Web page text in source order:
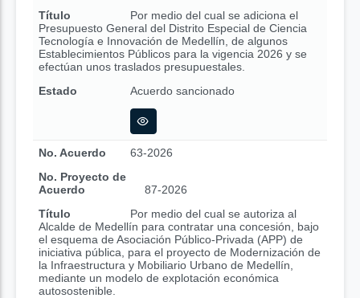
Título
Por medio del cual se adiciona el
Presupuesto General del Distrito Especial de Ciencia
Tecnología e Innovación de Medellín, de algunos
Establecimientos Públicos para la vigencia 2026 y se
efectúan unos traslados presupuestales.
Estado
Acuerdo sancionado
No. Acuerdo
63-2026
No. Proyecto de
Acuerdo
87-2026
Título
Por medio del cual se autoriza al
Alcalde de Medellín para contratar una concesión, bajo
el esquema de Asociación Público-Privada (APP) de
iniciativa pública, para el proyecto de Modernización de
la Infraestructura y Mobiliario Urbano de Medellín,
mediante un modelo de explotación económica
autosostenible.